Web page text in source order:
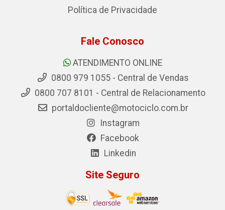
Política de Privacidade
Fale Conosco
ATENDIMENTO ONLINE
0800 979 1055 - Central de Vendas
0800 707 8101 - Central de Relacionamento
portaldocliente@motociclo.com.br
Instagram
Facebook
Linkedin
Site Seguro